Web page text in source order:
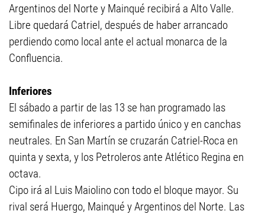
Argentinos del Norte y Mainqué recibirá a Alto Valle.
Libre quedará Catriel, después de haber arrancado
perdiendo como local ante el actual monarca de la
Confluencia.
Inferiores
El sábado a partir de las 13 se han programado las
semifinales de inferiores a partido único y en canchas
neutrales. En San Martín se cruzarán Catriel-Roca en
quinta y sexta, y los Petroleros ante Atlético Regina en
octava.
Cipo irá al Luis Maiolino con todo el bloque mayor. Su
rival será Huergo, Mainqué y Argentinos del Norte. Las